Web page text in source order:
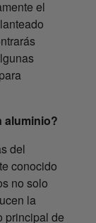
el
aluminio?
del
conocido
no solo
la
principal de